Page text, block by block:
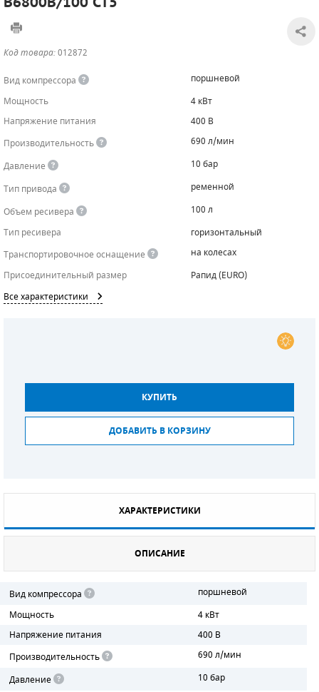
Код товара:012872
Вид компрессора
поршневой
Мощность
4 кВт
Напряжение питания
400 В
Производительность
690 л/мин
Давление
10 бар
Тип привода
ременной
Объем ресивера
100 л
Тип ресивера
горизонтальный
Транспортировочное оснащение
на колесах
Присоединительный размер
Рапид (EURO)
Все характеристики
КУПИТЬ
ДОБАВИТЬ В КОРЗИНУ
ХАРАКТЕРИСТИКИ
ОПИСАНИЕ
Вид компрессора
поршневой
Мощность
4 кВт
Напряжение питания
400 В
Производительность
690 л/мин
Давление
10 бар
САДОВАЯ ТЕХНИКА
ЧИЛЛЕРЫ
КАНАЛИЗАЦИОННЫЕ НАСОСЫ
БЕНЗИНОВЫЕ МОТОПОМПЫ
ТАЛИ И ТЕЛЬФЕРЫ
ОСВЕТИТЕЛЬНЫЕ МАЧТЫ
КОНТРОЛЛЕРЫ (БЛОКИ УПРАВЛЕНИЯ)
ПРЕДОХРАНИТЕЛЬНЫЕ КЛАПАНЫ
ОБРАТНЫЕ КЛАПАНЫ
РЕЛЕ ДАВЛЕНИЯ ДЛЯ ДЛЯ КОМПРЕССОРОВ
ДАТЧИКИ
РУКАВА ВЫСОКОГО ДАВЛЕНИЯ (РВД)
ЗАПЧАСТИ ДЛЯ ВИНТОВЫХ КОМПРЕССОРОВ
ДЛЯ АДСОРБЦИОННЫХ ОСУШИТЕЛЕЙ
ЭЛЕКТРОДВИГАТЕЛИ
БЕНЗИНОВЫЕ ДВИГАТЕЛИ
МОТОРНОЕ МАСЛО
ПОДШИПНИКИ